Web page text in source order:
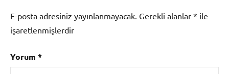
E-posta adresiniz yayınlanmayacak. Gerekli alanlar * ile
işaretlenmişlerdir
Yorum *